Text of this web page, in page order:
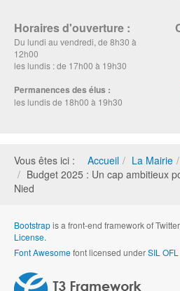
Horaires d'ouverture :
Du lundi au vendredi, de 8h30 à
12h00
les lundis : de 17h00 à 19h30
Permanences des élus :
les lundis de 18h00 à 19h30
Vous êtes ici : Accueil La Mairie
Budget 2025 : Un cap ambitieux
Nied
Bootstrapis a front-end framework of
License.
Font Awesomefont licensed underSIL OFL